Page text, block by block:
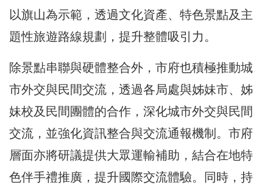
以旗山為示範，透過文化資產、特色景點及主
題性旅遊路線規劃，提升整體吸引力。
除景點串聯與硬體整合外，市府也積極推動城
市外交與民間交流，透過各局處與姊妹市、姊
妹校及民間團體的合作，深化城市外交與民間
交流，並強化資訊整合與交流通報機制。市府
層面亦將研議提供大眾運輸補助，結合在地特
色伴手禮推廣，提升國際交流體驗。同時，持